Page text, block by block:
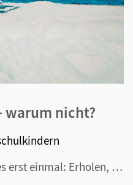
warum nicht?
Endlich Ferien! Jetzt heißt es erst einmal: Erholen, ausschlafen, nur das tun, wozu man Lust hat und in den Urlaub fahren. Aber deswegen muss ja nicht das Denken und Lernen eingestellt werden. Tatsächlich funktioniert das sowieso nicht, denn schließlich lernt das Gehirn immer und es lernt gern. Dazu...